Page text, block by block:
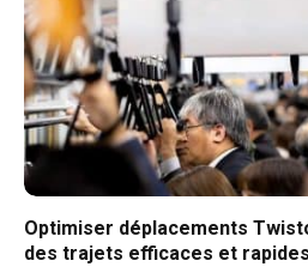
Optimiser déplacements
des trajets efficaces et rapides